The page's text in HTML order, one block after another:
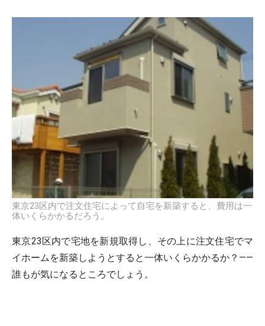
東京23区内で注文住宅によって自宅を新築すると、費用は一
体いくらかかるだろう。
東京23区内で宅地を新規取得し、その上に注文住宅でマ
イホームを新築しようとすると一体いくらかかるか？――
誰もが気になるところでしょう。